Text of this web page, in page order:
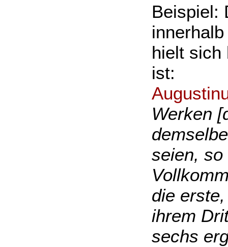
Beispiel:
hielt sich
ist:
Werken
seien,
die
ihrem
sechs